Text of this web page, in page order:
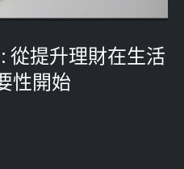
從提升理財在生活
性開始